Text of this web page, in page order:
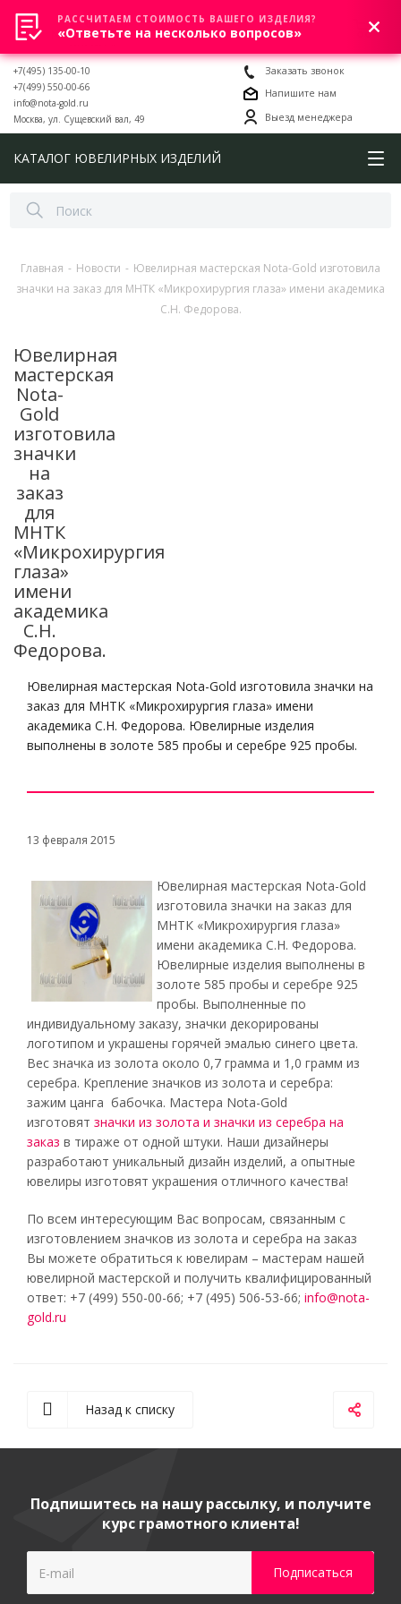
0
+7(495) 135-00-10
+7(499) 550-00-66
info@nota-gold.ru
Москва, ул. Сущевский вал, 49
Заказать звонок
Напишите нам
Выезд менеджера
КАТАЛОГ ЮВЕЛИРНЫХ ИЗДЕЛИЙ
Главная - Новости - Ювелирная мастерская Nota-Gold изготовила
значки на заказ для МНТК «Микрохирургия глаза» имени академика
С.Н. Федорова.
Ювелирная
мастерская
Nota-
Gold
изготовила
значки
на
заказ
для
МНТК
«Микрохирургия
глаза»
имени
академика
С.Н.
Федорова.
Ювелирная мастерская Nota-Gold изготовила значки на
заказ для МНТК «Микрохирургия глаза» имени
академика С.Н. Федорова. Ювелирные изделия
выполнены в золоте 585 пробы и серебре 925 пробы.
13 февраля 2015
Ювелирная мастерская Nota-Gold
изготовила значки на заказ для
МНТК «Микрохирургия глаза»
имени академика С.Н. Федорова.
Ювелирные изделия выполнены в
золоте 585 пробы и серебре 925
пробы. Выполненные по
индивидуальному заказу, значки декорированы
логотипом и украшены горячей эмалью синего цвета.
Вес значка из золота около 0,7 грамма и 1,0 грамм из
серебра. Крепление значков из золота и серебра:
зажим цанга бабочка. Мастера Nota-Gold
изготовят значки из золота и значки из серебра на
заказ в тираже от одной штуки. Наши дизайнеры
разработают уникальный дизайн изделий, а опытные
ювелиры изготовят украшения отличного качества!
По всем интересующим Вас вопросам, связанным с
изготовлением значков из золота и серебра на заказ
Вы можете обратиться к ювелирам – мастерам нашей
ювелирной мастерской и получить квалифицированный
ответ: +7 (499) 550-00-66; +7 (495) 506-53-66; info@nota-
gold.ru
Назад к списку
Подпишитесь на нашу рассылку, и получите
курс грамотного клиента!
РАССЧИТАЕМ СТОИМОСТЬ ВАШЕГО ИЗДЕЛИЯ?
«Ответьте на несколько вопросов»